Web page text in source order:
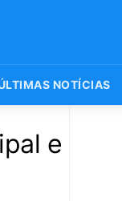
NOTÍCIAS
e